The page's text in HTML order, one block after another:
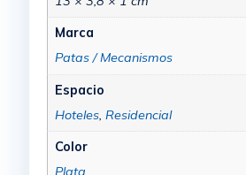
Marca
Patas / Mecanismos
Espacio
Hoteles, Residencial
Color